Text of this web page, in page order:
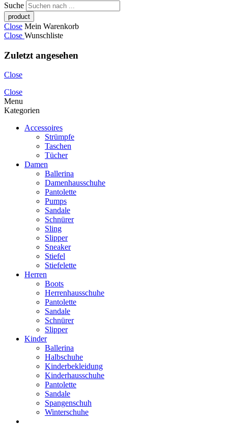
Suche
Close Mein Warenkorb
Close Wunschliste
Zuletzt angesehen
Close
Close
Menu
Kategorien
Accessoires
Strümpfe
Taschen
Tücher
Damen
Ballerina
Damenhausschuhe
Pantolette
Pumps
Sandale
Schnürer
Sling
Slipper
Sneaker
Stiefel
Stiefelette
Herren
Boots
Herrenhausschuhe
Pantolette
Sandale
Schnürer
Slipper
Kinder
Ballerina
Halbschuhe
Kinderbekleidung
Kinderhausschuhe
Pantolette
Sandale
Spangenschuh
Winterschuhe